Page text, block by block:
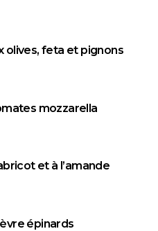
olives, feta et pignons
mozzarella
et à l’amande
épinards